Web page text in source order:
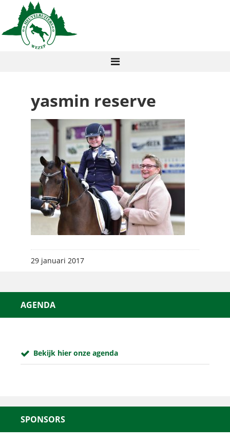
yasmin reserve
29 januari 2017
AGENDA
Bekijk hier onze agenda
SPONSORS